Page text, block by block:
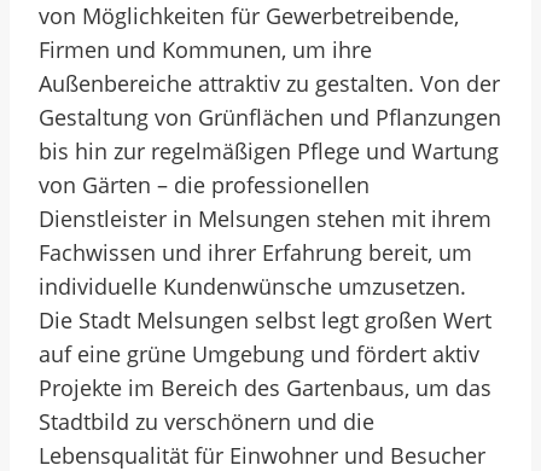
von Möglichkeiten für Gewerbetreibende,
Firmen und Kommunen, um ihre
Außenbereiche attraktiv zu gestalten. Von der
Gestaltung von Grünflächen und Pflanzungen
bis hin zur regelmäßigen Pflege und Wartung
von Gärten – die professionellen
Dienstleister in Melsungen stehen mit ihrem
Fachwissen und ihrer Erfahrung bereit, um
individuelle Kundenwünsche umzusetzen.
Die Stadt Melsungen selbst legt großen Wert
auf eine grüne Umgebung und fördert aktiv
Projekte im Bereich des Gartenbaus, um das
Stadtbild zu verschönern und die
Lebensqualität für Einwohner und Besucher